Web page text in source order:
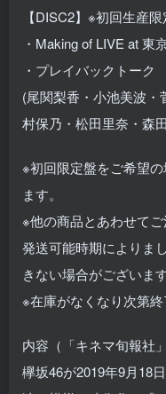
【DISC2】※初回生産
・Making of LIVE at 東
・プレイバックトーク
(尾関梨香・小池美波・
村保乃・松田里奈・森
※初回限定盤をご希望
ます。
※他の商品とあわせて
発送可能時期によりま
きない場合がございま
※在庫がなくなり次第終
内容（「キネマ旬報社
欅坂46が2019年9月18